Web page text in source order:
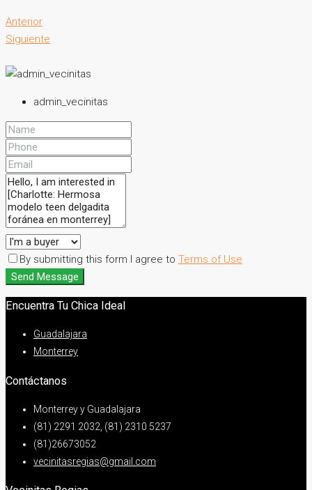
Anterior
Siguiente
admin_vecinitas
By submitting this form I agree to Terms of Use
Send Message
Encuentra Tu Chica Ideal
Guadalajara
Monterrey
Contáctanos
Monterrey y Guadalajara
(81) 2291 2032, (81) 2310 5237
(81)26673052
vecinitasregias@gmail.com